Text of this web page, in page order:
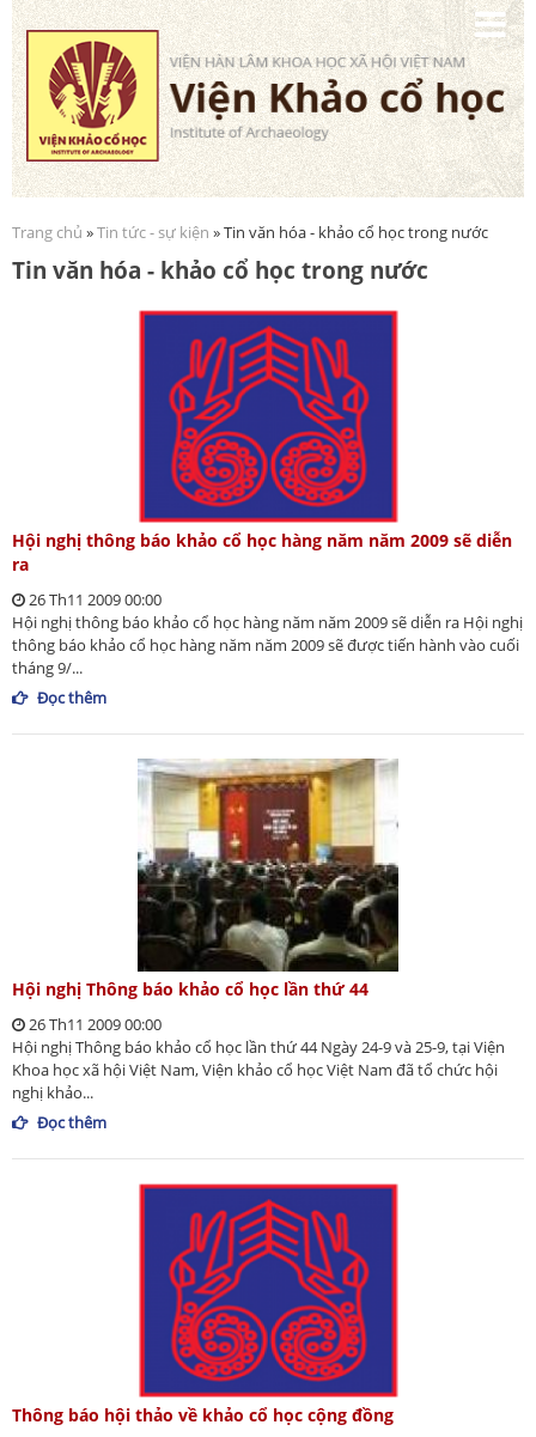
Nhảy
đến
nội
dung
Bạn đang ở đây
Trang chủ »Tin tức - sự kiện » Tin văn hóa - khảo cổ học trong nước
Tin văn hóa - khảo cổ học trong nước
Hội nghị thông báo khảo cổ học hàng năm năm 2009 sẽ diễn
ra
26 Th11 2009 00:00
Hội nghị thông báo khảo cổ học hàng năm năm 2009 sẽ diễn ra Hội nghị
thông báo khảo cổ học hàng năm năm 2009 sẽ được tiến hành vào cuối
tháng 9/...
Đọc thêm
Hội nghị Thông báo khảo cổ học lần thứ 44
26 Th11 2009 00:00
Hội nghị Thông báo khảo cổ học lần thứ 44 Ngày 24-9 và 25-9, tại Viện
Khoa học xã hội Việt Nam, Viện khảo cổ học Việt Nam đã tổ chức hội
nghị khảo...
Đọc thêm
Thông báo hội thảo về khảo cổ học cộng đồng